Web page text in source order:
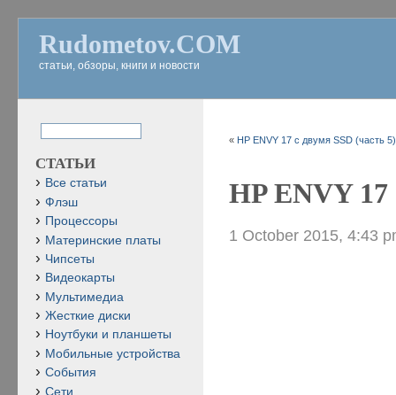
Rudometov.COM
статьи, обзоры, книги и новости
« HP ENVY 17 c двумя SSD (часть 5)
HP ENVY 17
1 October 2015, 4:43
СТАТЬИ
Все статьи
Флэш
Процессоры
Материнские платы
Чипсеты
Видеокарты
Мультимедиа
Жесткие диски
Ноутбуки и планшеты
Мобильные устройства
События
Сети